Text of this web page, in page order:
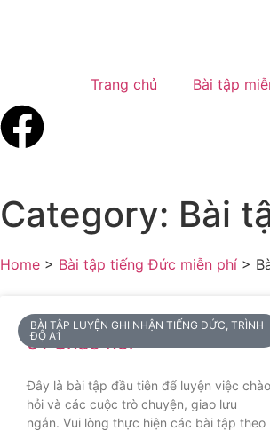
Trang chủ Bài tập
Category: Bài
Home > Bài tập tiếng Đức miễn phí >
BÀI TẬP LUYỆN GHI NHẬN TIẾNG ĐỨC, TRÌNH
ĐỘ A1
01 Chào hỏi
Đây là bài tập đầu tiên để luyện việc chào
hỏi và các cuộc trò chuyện, giao lưu
ngắn. Vui lòng thực hiện các bài tập theo